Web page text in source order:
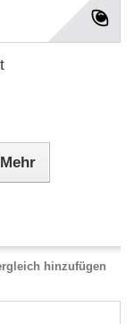
Mehr
hinzufügen